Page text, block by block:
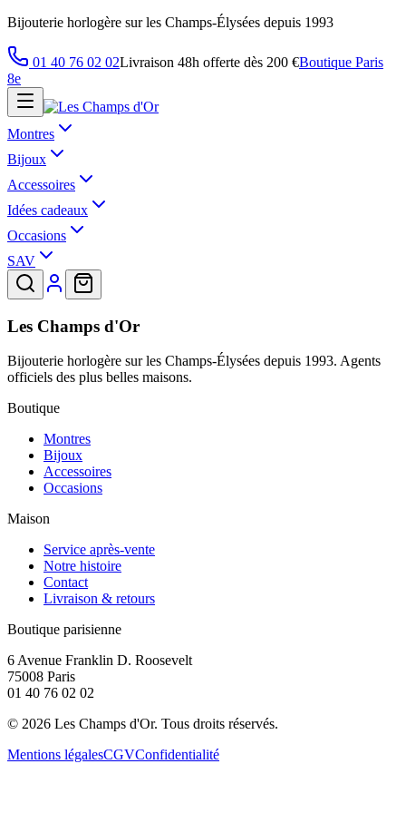
Bijouterie horlogère sur les Champs-Élysées depuis 1993
01 40 76 02 02Livraison 48h offerte dès 200 €Boutique Paris
8e
Montres
Bijoux
Accessoires
Idées cadeaux
Occasions
SAV
Les Champs d'Or
Bijouterie horlogère sur les Champs-Élysées depuis 1993. Agents
officiels des plus belles maisons.
Boutique
Montres
Bijoux
Accessoires
Occasions
Maison
Service après-vente
Notre histoire
Contact
Livraison & retours
Boutique parisienne
6 Avenue Franklin D. Roosevelt
75008 Paris
01 40 76 02 02
© 2026 Les Champs d'Or. Tous droits réservés.
Mentions légalesCGVConfidentialité